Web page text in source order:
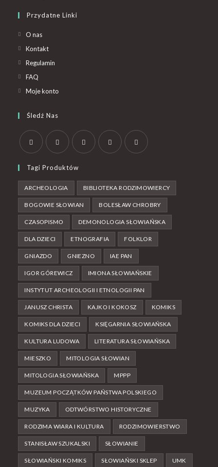
Przydatne Linki
O nas
Kontakt
Regulamin
FAQ
Moje konto
Śledź Nas
Tagi Produktów
ARCHEOLOGIA BIBLIOTEKA RODZIMOWIERCY
BOGOWIE SŁOWIAN BOLESŁAW CHROBRY
CZASOPISMO DEMONOLOGIA SŁOWIAŃSKA
DLA DZIECI ETNOGRAFIA FOLKLOR
GNIAZDO GNIEZNO IAE PAN
IGOR GÓREWICZ IMIONA SŁOWIAŃSKIE
INSTYTUT ARCHEOLOGII I ETNOLOGII PAN
JANUSZ CHRISTA KAJKO I KOKOSZ KOMIKS
KOMIKS DLA DZIECI KSIĘGARNIA SŁOWIAŃSKA
KULTURA LUDOWA LITERATURA SŁOWIAŃSKA
MIESZKO MITOLOGIA SŁOWIAN
MITOLOGIA SŁOWIAŃSKA MPPP
MUZEUM POCZĄTKÓW PAŃSTWA POLSKIEGO
MUZYKA ODTWÓRSTWO HISTORYCZNE
RODZIMA WIARA I KULTURA RODZIMOWIERSTWO
STANISŁAW SZUKALSKI SŁOWIANIE
SŁOWIAŃSKI KOMIKS SŁOWIAŃSKI SKLEP UMK